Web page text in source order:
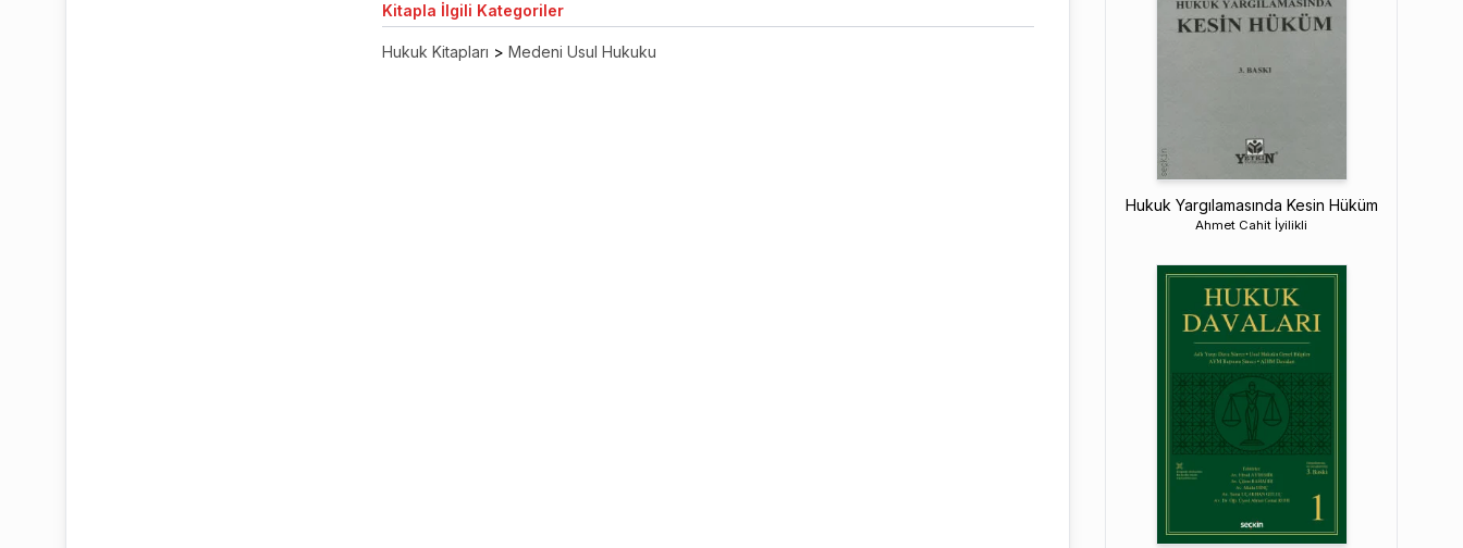
Kitapla İlgili Kategoriler
Hukuk Kitapları > Medeni Usul Hukuku
Hukuk Yargılamasında Kesin Hüküm
Ahmet Cahit İyilikli